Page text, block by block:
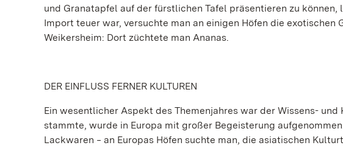
und Granatapfel auf der fürstlichen Tafel präsentieren zu
Import teuer war, versuchte man an einigen Höfen die
Weikersheim: Dort züchtete man Ananas.
DER EINFLUSS FERNER KULTUREN
Ein wesentlicher Aspekt des Themenjahres war der Wissens-
stammte, wurde in Europa mit großer Begeisterung
Lackwaren ‒ an Europas Höfen suchte man, die asiatischen